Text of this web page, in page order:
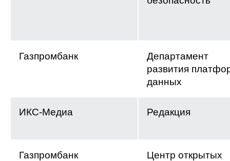
Газпромбанк
Департамент
развития
данных
ИКС-Медиа Редакция
Газпромбанк
Центр открытых